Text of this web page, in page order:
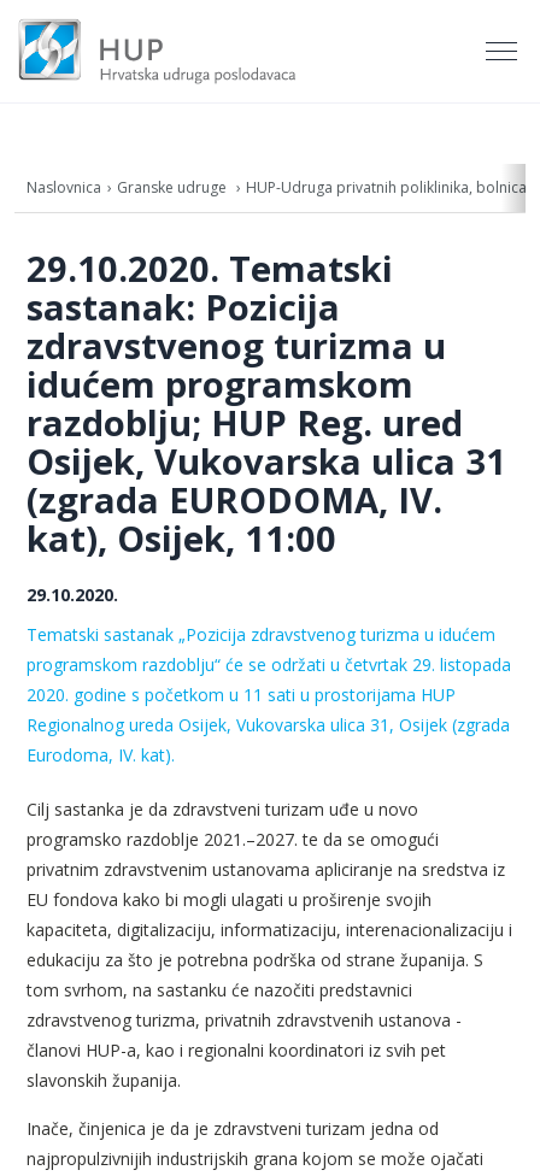
Naslovnica Granske udruge HUP-Udruga privatnih poliklinika, bolnica,
29.10.2020. Tematski
sastanak: Pozicija
zdravstvenog turizma u
idućem programskom
razdoblju; HUP Reg. ured
Osijek, Vukovarska ulica 31
(zgrada EURODOMA, IV.
kat), Osijek, 11:00
29.10.2020.
Tematski sastanak „Pozicija zdravstvenog turizma u idućem
programskom razdoblju“ će se održati u četvrtak 29. listopada
2020. godine s početkom u 11 sati u prostorijama HUP
Regionalnog ureda Osijek, Vukovarska ulica 31, Osijek (zgrada
Eurodoma, IV. kat).
Cilj sastanka je da zdravstveni turizam uđe u novo
programsko razdoblje 2021.–2027. te da se omogući
privatnim zdravstvenim ustanovama apliciranje na sredstva iz
EU fondova kako bi mogli ulagati u proširenje svojih
kapaciteta, digitalizaciju, informatizaciju, interenacionalizaciju i
edukaciju za što je potrebna podrška od strane županija. S
tom svrhom, na sastanku će nazočiti predstavnici
zdravstvenog turizma, privatnih zdravstvenih ustanova -
članovi HUP-a, kao i regionalni koordinatori iz svih pet
slavonskih županija.
Inače, činjenica je da je zdravstveni turizam jedna od
najpropulzivnijih industrijskih grana kojom se može ojačati